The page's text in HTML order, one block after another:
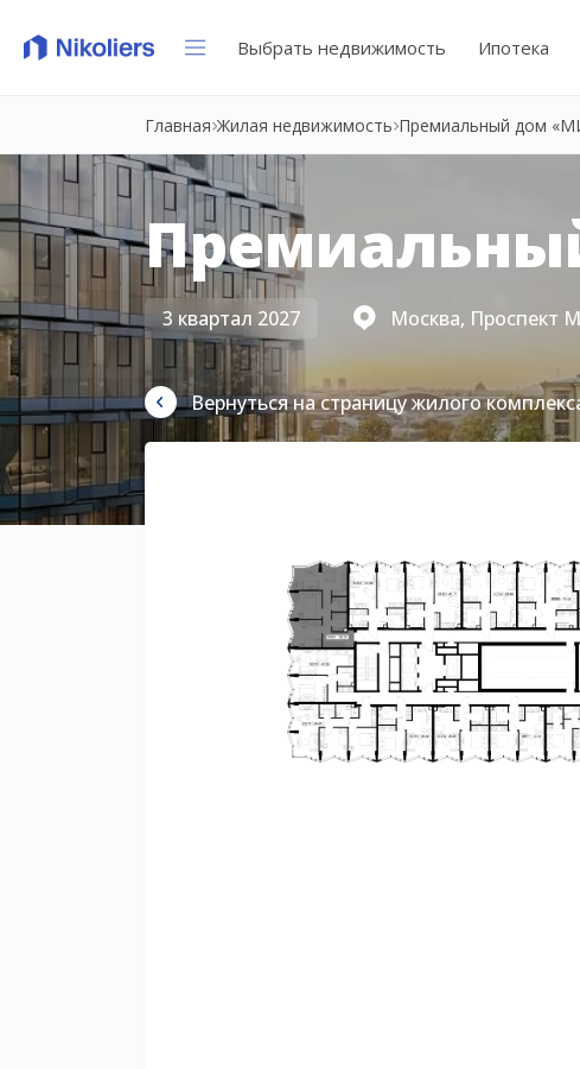
Выбрать недвижимость Ипотека
Главная Жилая недвижимость Премиальный дом
3 квартал 2027 Москва, Проспект
Вернуться на страницу жилого